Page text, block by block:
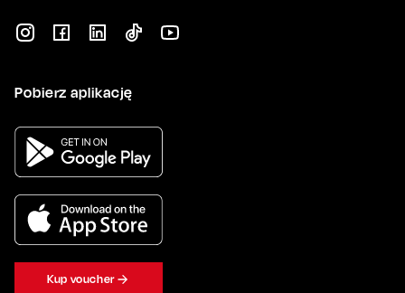
Pobierz aplikację
Kup voucher